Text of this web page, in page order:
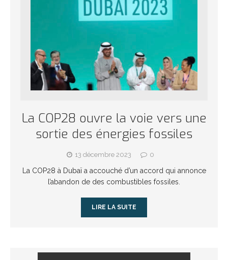
La COP28 ouvre la voie vers une
sortie des énergies fossiles
13 décembre 2023 0
La COP28 à Dubaï a accouché d’un accord qui annonce
l’abandon de des combustibles fossiles.
LIRE LA SUITE